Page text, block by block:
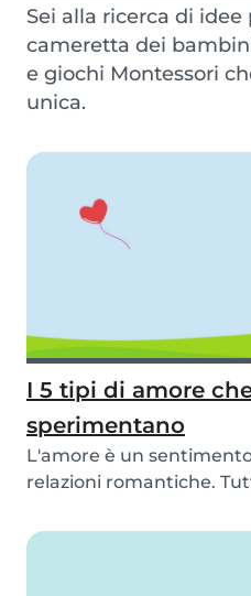
Sei alla ricerca di idee
cameretta dei
e giochi Montessori
unica.
I 5 tipi di amore
sperimentano
L'amore è un
relazioni romantiche.